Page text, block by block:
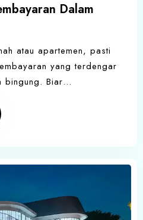
Dalam
atau apartemen, pasti
yang terdengar
bingung. Biar…